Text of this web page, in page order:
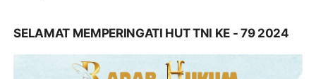
SELAMAT MEMPERINGATI HUT TNI KE - 79 2024